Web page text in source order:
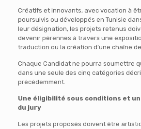
Créatifs et innovants, avec vocation à
poursuivis ou développés en Tunisie
leur désignation, les projets retenus
devenir pérennes à travers une
traduction ou la création d’une chaîne
Chaque Candidat ne pourra soumettre
dans une seule des cinq catégories
précédemment.
Une éligibilité sous conditions et
du jury
Les projets proposés doivent être